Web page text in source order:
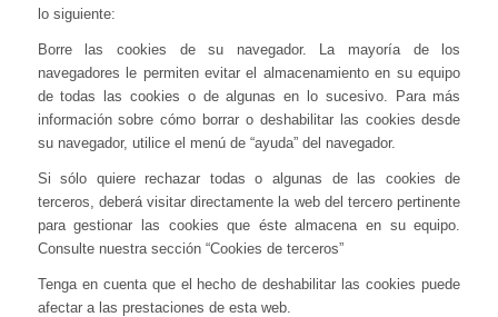
lo siguiente:
Borre las cookies de su navegador. La mayoría de los
navegadores le permiten evitar el almacenamiento en su equipo
de todas las cookies o de algunas en lo sucesivo. Para más
información sobre cómo borrar o deshabilitar las cookies desde
su navegador, utilice el menú de “ayuda” del navegador.
Si sólo quiere rechazar todas o algunas de las cookies de
terceros, deberá visitar directamente la web del tercero pertinente
para gestionar las cookies que éste almacena en su equipo.
Consulte nuestra sección “Cookies de terceros”
Tenga en cuenta que el hecho de deshabilitar las cookies puede
afectar a las prestaciones de esta web.